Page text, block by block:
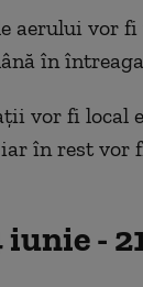
aerului vor
în
vor fi local
în rest
iunie -